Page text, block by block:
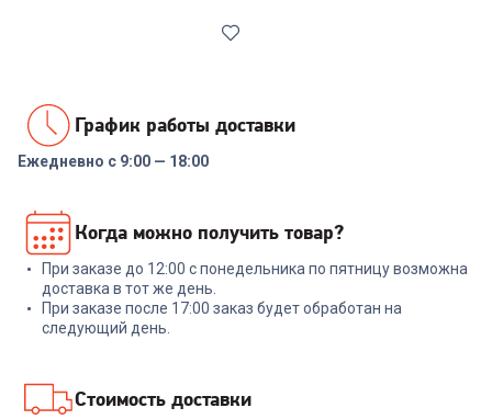
Реле напряжения Rucelf
SRW-16A 3кВА
+ 47 бонусов
1 599₽
График работы доставки
Ежедневно с 9:00 — 18:00
Когда можно получить товар?
При заказе до 12:00 с понедельника по пятницу возможна
доставка в тот же день.
При заказе после 17:00 заказ будет обработан на
следующий день.
Стоимость доставки